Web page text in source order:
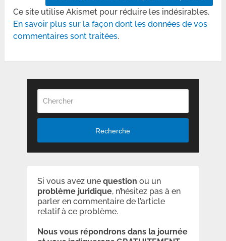
Ce site utilise Akismet pour réduire les indésirables.
En savoir plus sur la façon dont les données de vos
commentaires sont traitées.
Recherche
Si vous avez une question ou un
problème juridique, n’hésitez pas à en
parler en commentaire de l’article
relatif à ce problème.
Nous vous répondrons dans la journée